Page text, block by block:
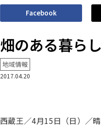
Facebook
畑のある暮ら
地域情報
2017.04.20
西蔵王／4月15日（日）／